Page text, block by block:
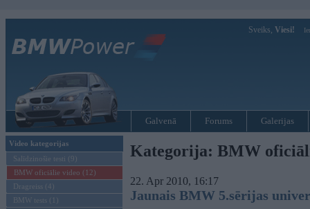
Sveiks, Viesi!
Galvenā Forums Galerijas
Video kategorijas
Salīdzinošie testi (9)
BMW oficiālie video (12)
Dragreiss (4)
BMW tests (1)
Kategorija: BMW
22. Apr 2010, 16:17
Jaunais BMW 5.sērijas